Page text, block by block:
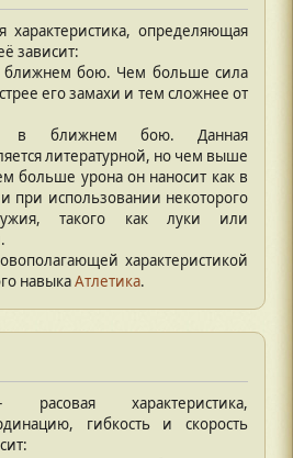
характеристика, определяющая
зависит:
ближнем бою. Чем больше сила
его замахи и тем сложнее от
в ближнем бою. Данная
литературной, но чем выше
больше урона он наносит как в
при использовании некоторого
такого как луки или
характеристикой
навыкаАтлетика.
характеристика,
гибкость и скорость